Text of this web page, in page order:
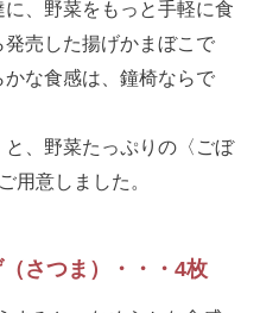
、野菜をもっと手軽に食
売した揚げかまぼこで
な食感は、鐘椅ならで
、野菜たっぷりの〈ごぼ
用意しました。
さつま）・・・4枚